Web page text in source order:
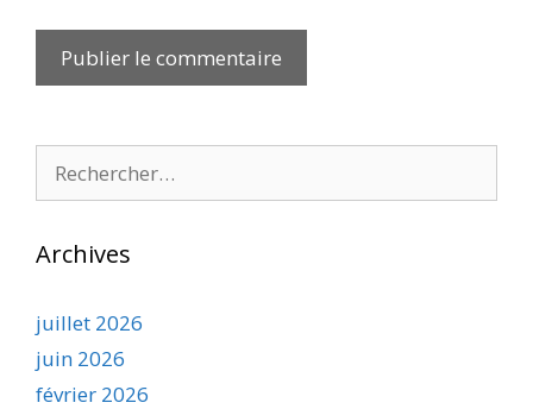
Archives
juillet 2026
juin 2026
février 2026